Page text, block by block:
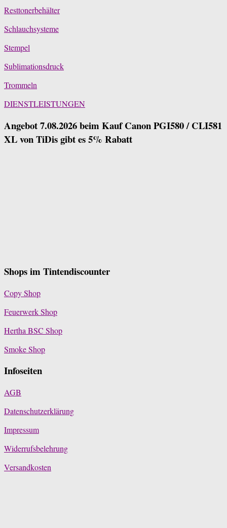
Resttonerbehälter
Schlauchsysteme
Stempel
Sublimationsdruck
Trommeln
DIENSTLEISTUNGEN
Angebot 7.08.2026 beim Kauf Canon PGI580 / CLI581
XL von TiDis gibt es 5% Rabatt
Shops im Tintendiscounter
Copy Shop
Feuerwerk Shop
Hertha BSC Shop
Smoke Shop
Infoseiten
AGB
Datenschutzerklärung
Impressum
Widerrufsbelehrung
Versandkosten